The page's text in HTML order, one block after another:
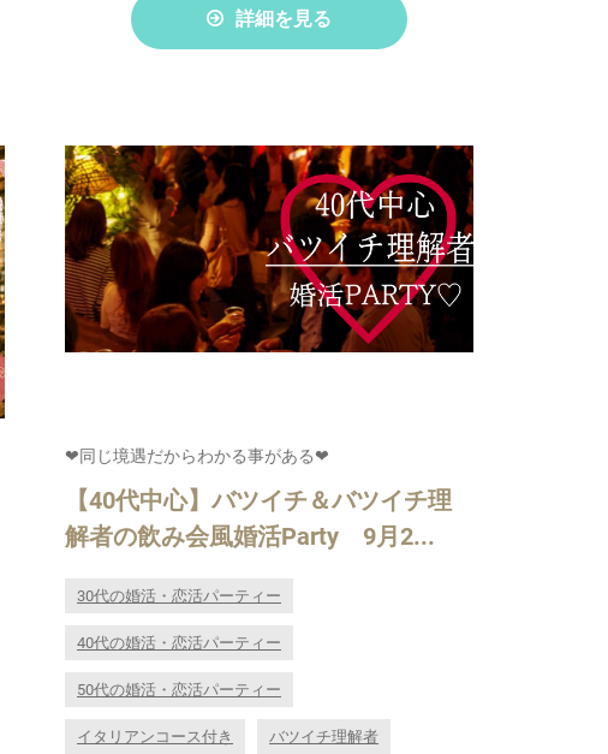
詳細を見る
❤同じ境遇だからわかる事がある❤
【40代中心】バツイチ＆バツイチ理
解者の飲み会風婚活Party 9月2...
30代の婚活・恋活パーティー
40代の婚活・恋活パーティー
50代の婚活・恋活パーティー
イタリアンコース付き バツイチ理解者